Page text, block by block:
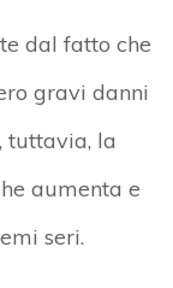
dal fatto che
gravi danni
tuttavia, la
aumenta e
seri.